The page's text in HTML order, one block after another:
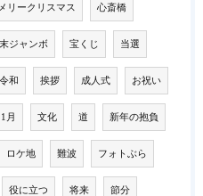
メリークリスマス 心斎橋
ジャンボ 宝くじ 当選
令和 挨拶 成人式 お祝い
1月 文化 道 新年の抱負
ロケ地 難波 フォトぶら
役に立つ 将来 節分